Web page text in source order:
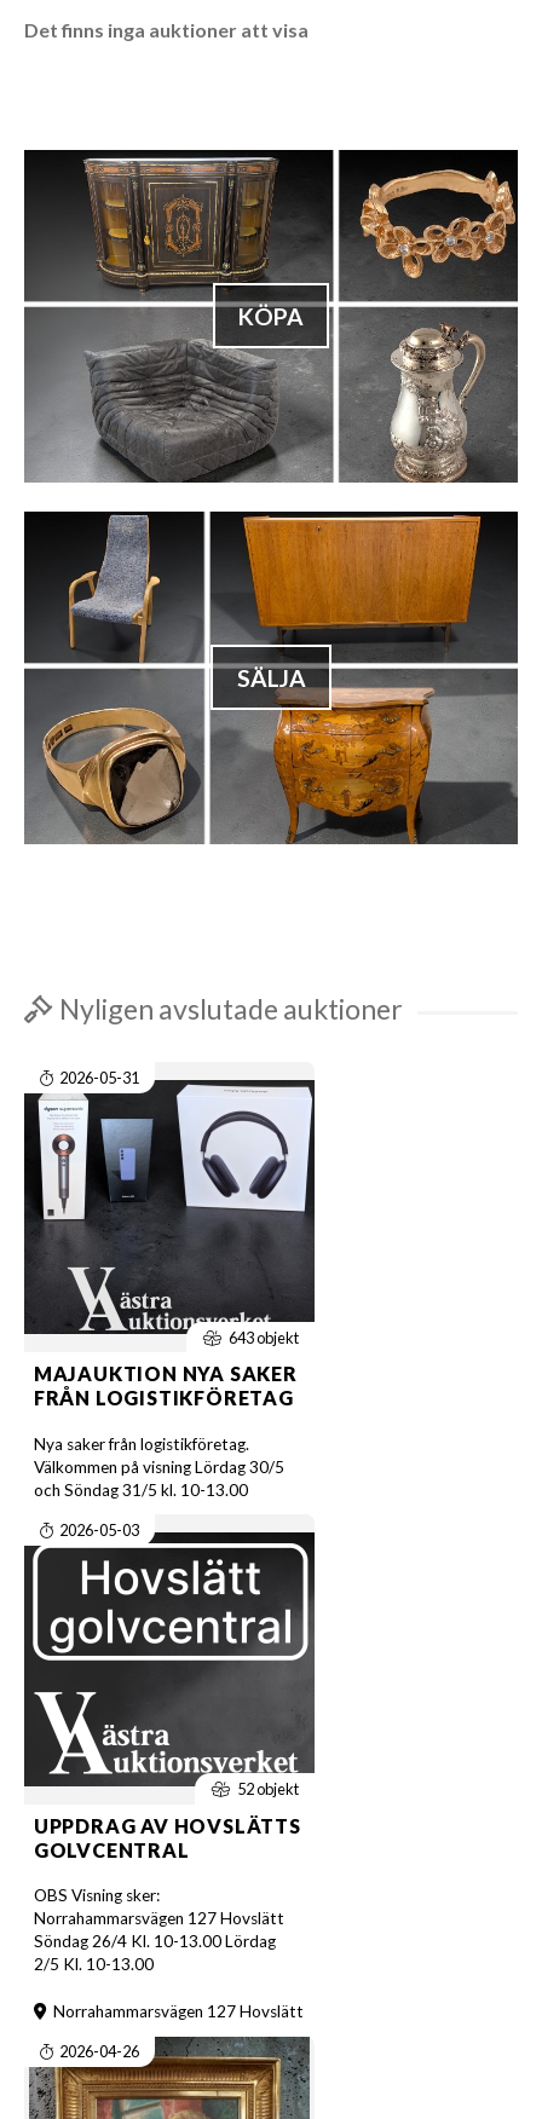
Det finns inga auktioner att visa
KÖPA
SÄLJA
Nyligen avslutade auktioner
2026-05-31
643 objekt
MAJAUKTION NYA SAKER
FRÅN LOGISTIKFÖRETAG
Nya saker från logistikföretag.
Välkommen på visning Lördag 30/5
och Söndag 31/5 kl. 10-13.00
2026-05-03
52 objekt
UPPDRAG AV HOVSLÄTTS
GOLVCENTRAL
OBS Visning sker:
Norrahammarsvägen 127 Hovslätt
Söndag 26/4 Kl. 10-13.00 Lördag
2/5 Kl. 10-13.00
Norrahammarsvägen 127 Hovslätt
2026-04-26